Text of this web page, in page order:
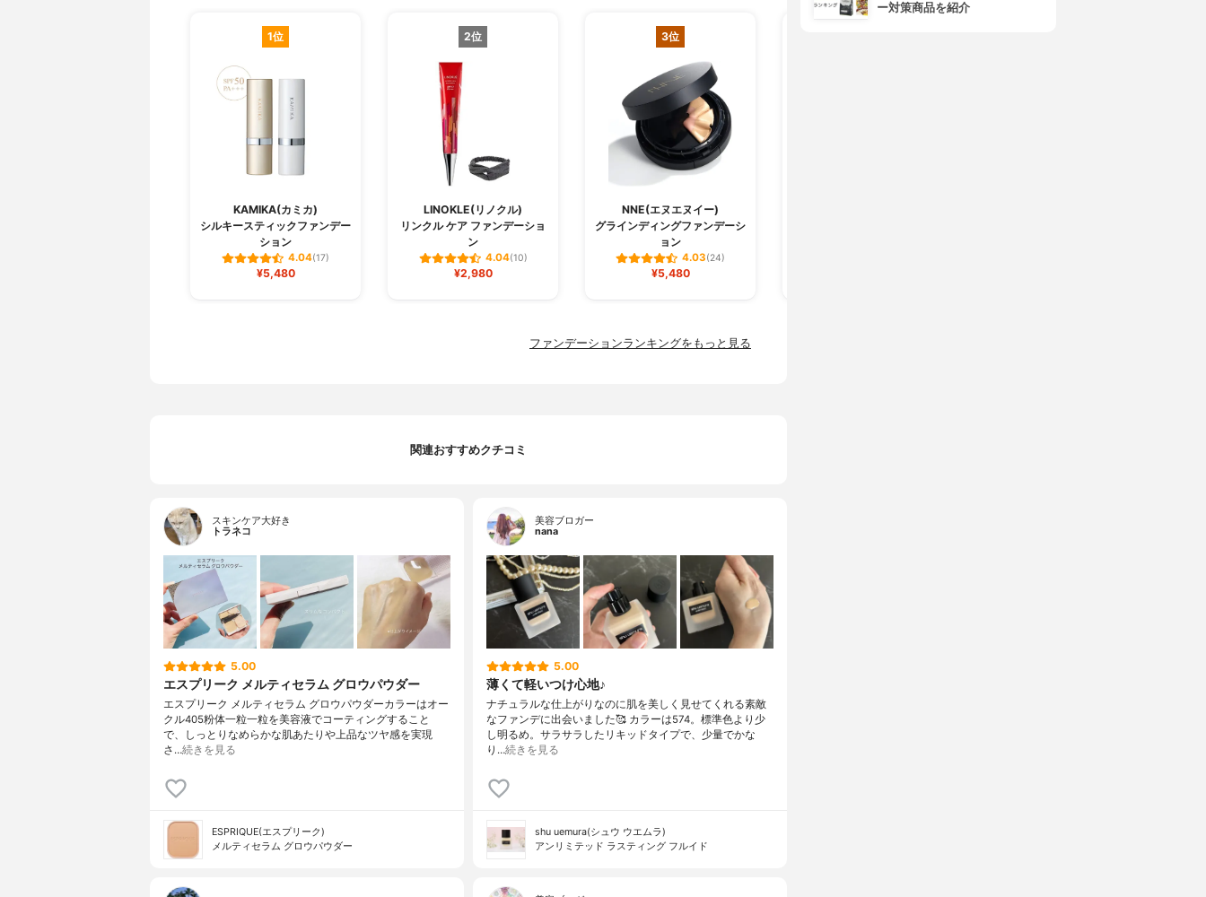
1位
KAMIKA(カミカ)
シルキースティックファンデー
ション
4.04(17)
¥5,480
2位
LINOKLE(リノクル)
リンクル ケア ファンデーショ
ン
4.04(10)
¥2,980
3位
NNE(エヌエヌイー)
グラインディングファンデーシ
ョン
4.03(24)
¥5,480
ファンデーションランキングをもっと見る
関連おすすめクチコミ
スキンケア大好き
トラネコ
5.00
エスプリーク メルティセラム グロウパウダー
エスプリーク メルティセラム グロウパウダーカラーはオー
クル405粉体一粒一粒を美容液でコーティングすること
で、しっとりなめらかな肌あたりや上品なツヤ感を実現
さ…続きを見る
ESPRIQUE(エスプリーク)
メルティセラム グロウパウダー
美容ブロガー
nana
5.00
薄くて軽いつけ心地♪
ナチュラルな仕上がりなのに肌を美しく見せてくれる素敵
なファンデに出会いました🥰 カラーは574。標準色より少
し明るめ。サラサラしたリキッドタイプで、少量でかな
り…続きを見る
shu uemura(シュウ ウエムラ)
アンリミテッド ラスティング フルイド
ー対策商品を紹介